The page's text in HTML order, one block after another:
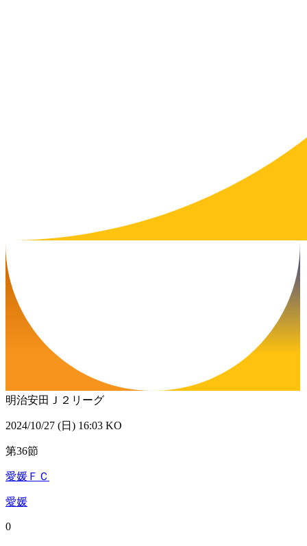
明治安田Ｊ２リーグ
2024/10/27 (日) 16:03 KO
第36節
愛媛ＦＣ
愛媛
0